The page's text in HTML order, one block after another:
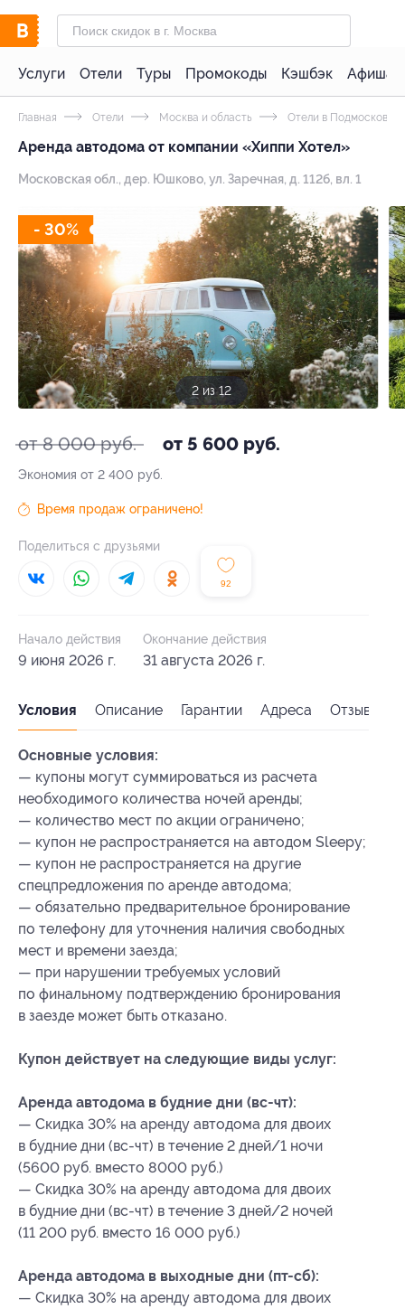
Услуги Отели Туры Промокоды Кэшбэк Афиша
Главная Отели Москва и область Отели в
Аренда автодома от компании «Хиппи Хотел»
Московская обл., дер. Юшково, ул. Заречная, д. 112б, вл. 1
- 30%
2 из 12
от 8 000 руб. от 5 600 руб.
Экономия от 2 400 руб.
92
Время продаж ограничено!
Поделиться с друзьями
Начало действия
9 июня 2026 г.
Окончание действия
31 августа 2026 г.
Условия Описание Гарантии Адреса Отзывы
Основные условия:
— купоны могут суммироваться из расчета
необходимого количества ночей аренды;
— количество мест по акции ограничено;
— купон не распространяется на автодом Sleepy;
— купон не распространяется на другие
спецпредложения по аренде автодома;
— обязательно предварительное бронирование
по телефону для уточнения наличия свободных
мест и времени заезда;
— при нарушении требуемых условий
по финальному подтверждению бронирования
в заезде может быть отказано.
Купон действует на следующие виды услуг:
Аренда автодома в будние дни (вс-чт):
— Скидка 30% на аренду автодома для двоих
в будние дни (вс-чт) в течение 2 дней/1 ночи
(5600 руб. вместо 8000 руб.)
— Скидка 30% на аренду автодома для двоих
в будние дни (вс-чт) в течение 3 дней/2 ночей
(11 200 руб. вместо 16 000 руб.)
Аренда автодома в выходные дни (пт-сб):
— Скидка 30% на аренду автодома для двоих